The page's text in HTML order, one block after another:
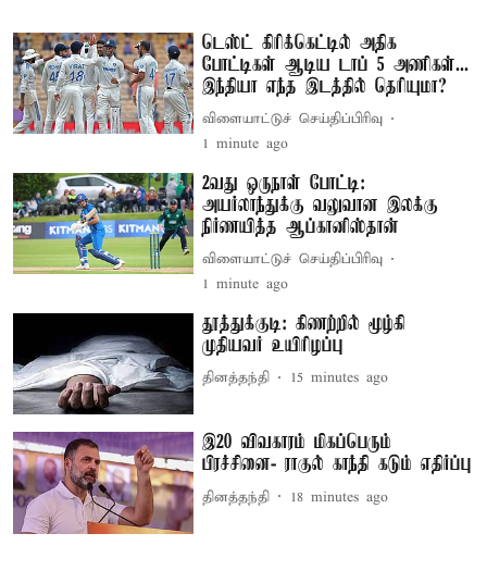
டெஸ்ட் கிரிக்கெட்டில் அதிக
போட்டிகள் ஆடிய டாப் 5 அணிகள்...
இந்தியா எந்த இடத்தில் தெரியுமா?
விளையாட்டுச் செய்திப்பிரிவு
1 minute ago
2வது ஒருநாள் போட்டி:
அயர்லாந்துக்கு வலுவான இலக்கு
நிர்ணயித்த ஆப்கானிஸ்தான்
விளையாட்டுச் செய்திப்பிரிவு
1 minute ago
தூத்துக்குடி: கிணற்றில் மூழ்கி
முதியவர் உயிரிழப்பு
தினத்தந்தி 15 minutes ago
இ20 விவகாரம் மிகப்பெரும்
பிரச்சினை- ராகுல் காந்தி கடும் எதிர்ப்பு
தினத்தந்தி 18 minutes ago